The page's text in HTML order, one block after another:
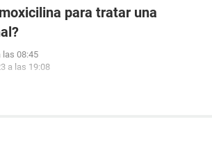
para tratar una
las 08:45
a las 19:08